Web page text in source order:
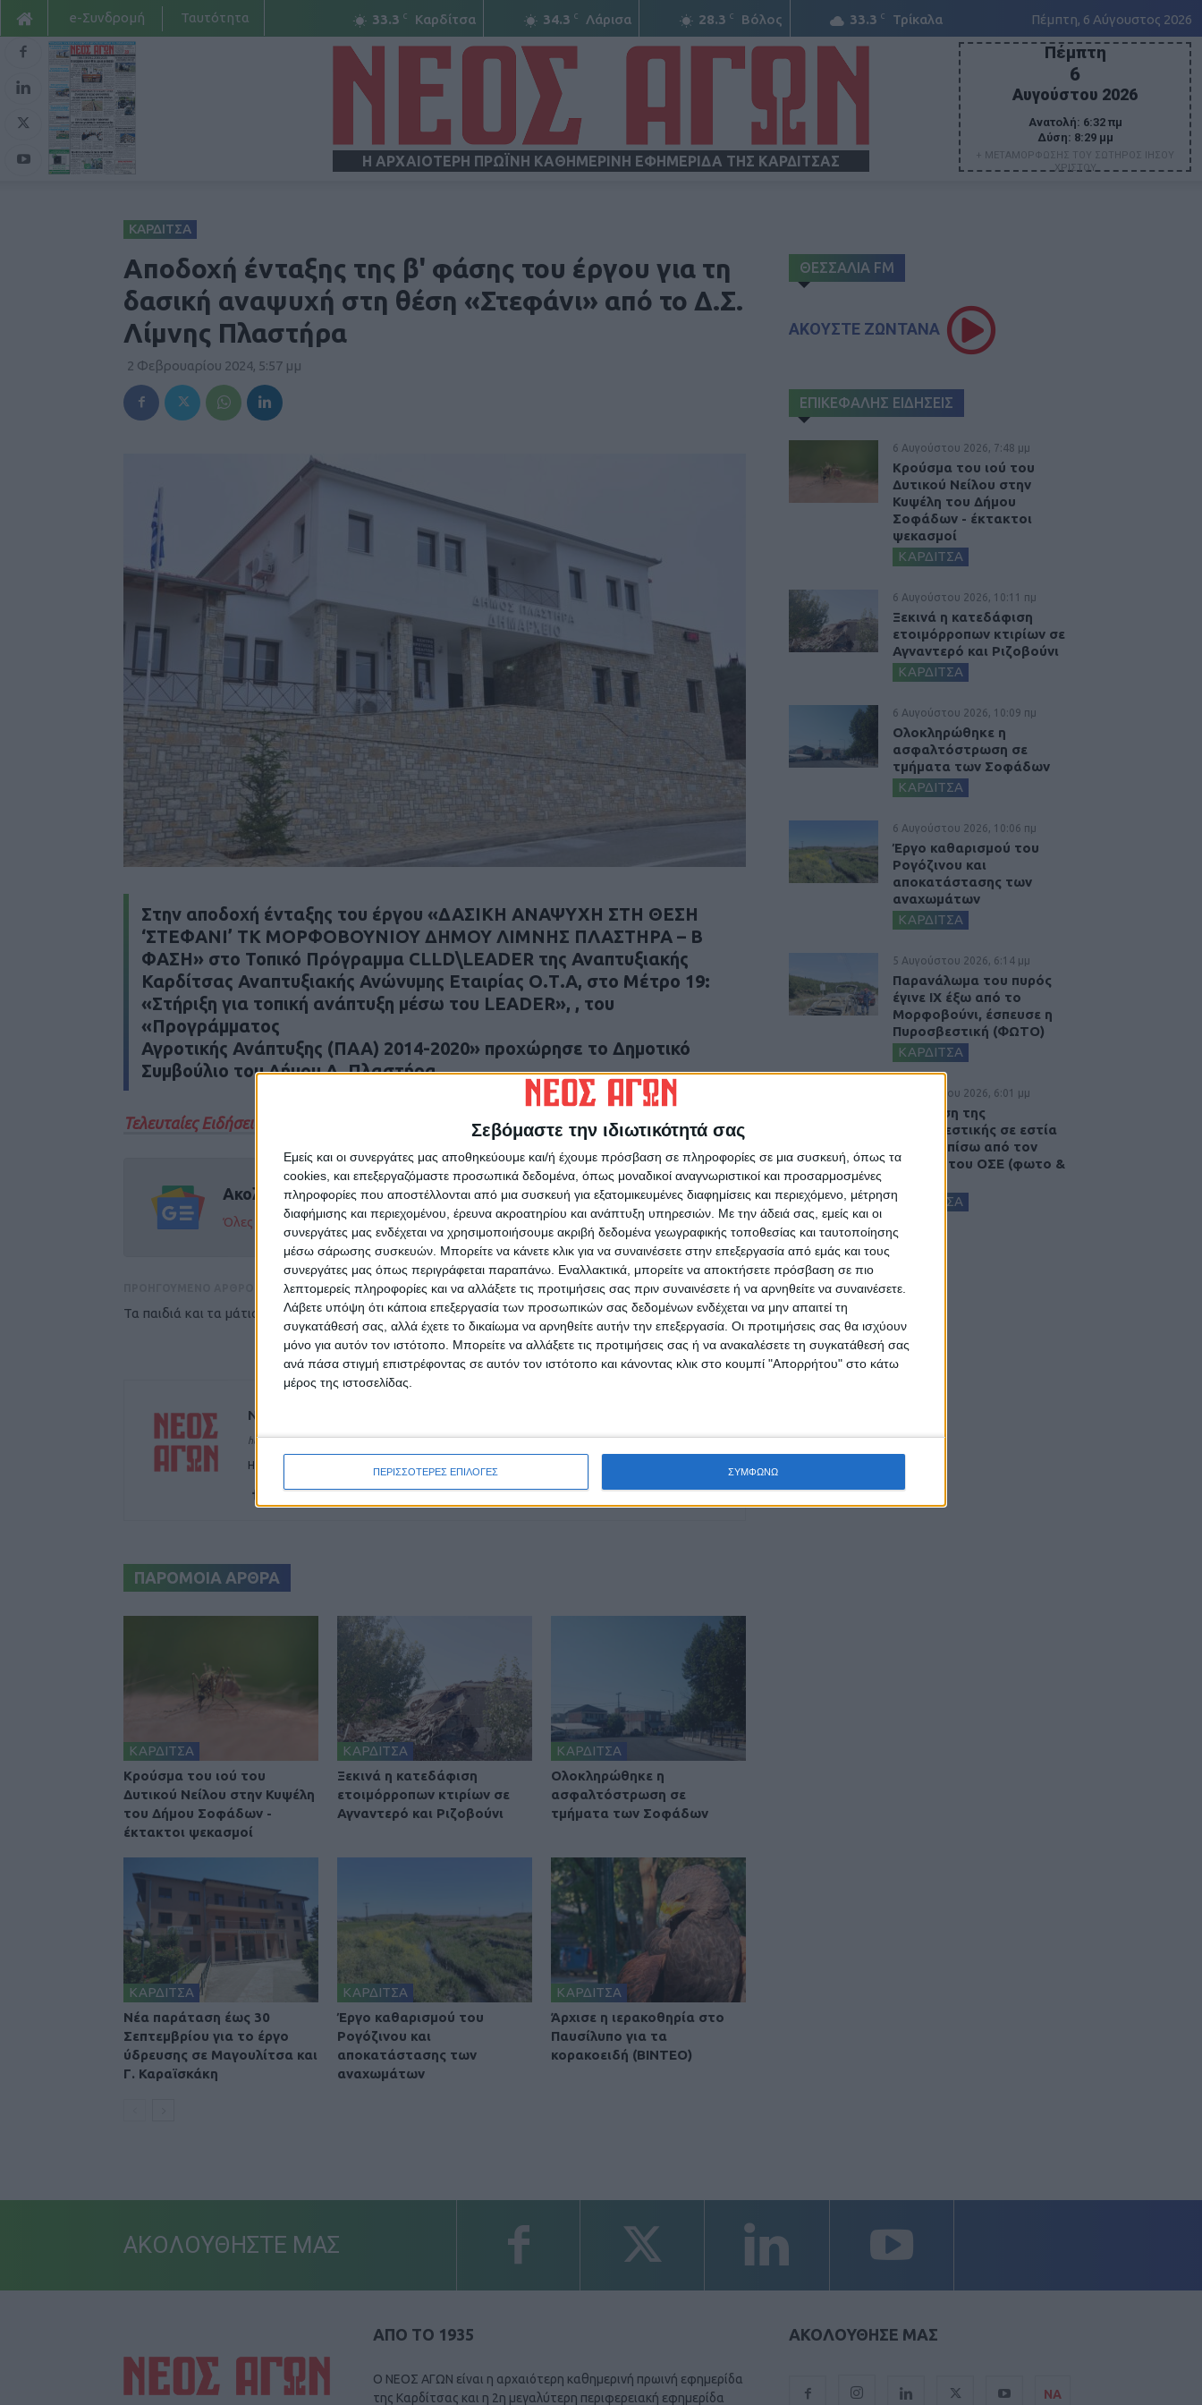
Σεβόμαστε την ιδιωτικότητά σας
Εμείς και οι συνεργάτες μας αποθηκεύουμε και/ή έχουμε πρόσβαση σε πληροφορίες σε μια συσκευή, όπως τα
cookies, και επεξεργαζόμαστε προσωπικά δεδομένα, όπως μοναδικοί αναγνωριστικοί και προσαρμοσμένες
πληροφορίες που αποστέλλονται από μια συσκευή για εξατομικευμένες διαφημίσεις και περιεχόμενο, μέτρηση
διαφήμισης και περιεχομένου, έρευνα ακροατηρίου και ανάπτυξη υπηρεσιών. Με την άδειά σας, εμείς και οι
συνεργάτες μας ενδέχεται να χρησιμοποιήσουμε ακριβή δεδομένα γεωγραφικής τοποθεσίας και ταυτοποίησης
μέσω σάρωσης συσκευών. Μπορείτε να κάνετε κλικ για να συναινέσετε στην επεξεργασία από εμάς και τους
συνεργάτες μας όπως περιγράφεται παραπάνω. Εναλλακτικά, μπορείτε να αποκτήσετε πρόσβαση σε πιο
λεπτομερείς πληροφορίες και να αλλάξετε τις προτιμήσεις σας πριν συναινέσετε ή να αρνηθείτε να συναινέσετε.
Λάβετε υπόψη ότι κάποια επεξεργασία των προσωπικών σας δεδομένων ενδέχεται να μην απαιτεί τη
συγκατάθεσή σας, αλλά έχετε το δικαίωμα να αρνηθείτε αυτήν την επεξεργασία. Οι προτιμήσεις σας θα ισχύουν
μόνο για αυτόν τον ιστότοπο. Μπορείτε να αλλάξετε τις προτιμήσεις σας ή να ανακαλέσετε τη συγκατάθεσή σας
ανά πάσα στιγμή επιστρέφοντας σε αυτόν τον ιστότοπο και κάνοντας κλικ στο κουμπί "Απορρήτου" στο κάτω
μέρος της ιστοσελίδας.
ΠΕΡΙΣΣΟΤΕΡΕΣ ΕΠΙΛΟΓΕΣ ΣΥΜΦΩΝΩ
33.3 C Καρδίτσα 34.3 C Λάρισα 28.3 C Βόλος 33.3 C Τρίκαλα Πέμπτη, 6 Αύγουστος 2026
e-Συνδρομή Ταυτότητα
Η ΑΡΧΑΙΟΤΕΡΗ ΠΡΩΪΝΗ ΚΑΘΗΜΕΡΙΝΗ ΕΦΗΜΕΡΙΔΑ ΤΗΣ ΚΑΡΔΙΤΣΑΣ
Πέμπτη
6
Αυγούστου 2026
Ανατολή: 6:32 πμ
Δύση: 8:29 μμ
+ ΜΕΤΑΜΟΡΦΩΣΗΣ ΤΟΥ ΣΩΤΗΡΟΣ ΙΗΣΟΥ
ΧΡΙΣΤΟΥ
ΚΑΡΔΙΤΣΑ
Αποδοχή ένταξης της β' φάσης του έργου για τη
δασική αναψυχή στη θέση «Στεφάνι» από το Δ.Σ.
Λίμνης Πλαστήρα
2 Φεβρουαρίου 2024, 5:57 μμ
Στην αποδοχή ένταξης του έργου «ΔΑΣΙΚΗ ΑΝΑΨΥΧΗ ΣΤΗ ΘΕΣΗ
‘ΣΤΕΦΑΝΙ’ ΤΚ ΜΟΡΦΟΒΟΥΝΙΟΥ ΔΗΜΟΥ ΛΙΜΝΗΣ ΠΛΑΣΤΗΡΑ – Β
ΦΑΣΗ» στο Τοπικό Πρόγραμμα CLLD\LEADER της Αναπτυξιακής
Καρδίτσας Αναπτυξιακής Ανώνυμης Εταιρίας Ο.Τ.Α, στο Μέτρο 19:
«Στήριξη για τοπική ανάπτυξη μέσω του LEADER», , του
«Προγράμματος
Αγροτικής Ανάπτυξης (ΠΑΑ) 2014-2020» προχώρησε το Δημοτικό
Συμβούλιο του Δήμου Λ. Πλαστήρα.
Τελευταίες Ειδήσεις Σήμερα
Ακολούθησε την εφημερίδα ΝΕΟΣ ΑΓΩΝ στο Google News!
Όλες οι εξελίξεις στην περιοχή της Καρδίτσας και ευρύτερα της Θεσσαλίας
Τα παιδιά και τα μάτια σας...
ΕΠΟΜΕΝΟ ΑΡΘΡΟ
Νέες προκαταβολές κρατικής αρωγής προς
πληγείσες επιχειρήσεις της Θεσσαλίας
ΝΕΟΣ ΑΓΩΝ
https://neosagon.gr
Η Αρχαιότερη Καθημερινή Πρωινή Εφημερίδα της Καρδίτσας
ΠΑΡΟΜΟΙΑ ΑΡΘΡΑ
ΚΑΡΔΙΤΣΑ
Κρούσμα του ιού του
Δυτικού Νείλου στην Κυψέλη
του Δήμου Σοφάδων -
έκτακτοι ψεκασμοί
ΚΑΡΔΙΤΣΑ
Ξεκινά η κατεδάφιση
ετοιμόρροπων κτιρίων σε
Αγναντερό και Ριζοβούνι
ΚΑΡΔΙΤΣΑ
Ολοκληρώθηκε η
ασφαλτόστρωση σε
τμήματα των Σοφάδων
ΚΑΡΔΙΤΣΑ
Νέα παράταση έως 30
Σεπτεμβρίου για το έργο
ύδρευσης σε Μαγουλίτσα και
Γ. Καραϊσκάκη
ΚΑΡΔΙΤΣΑ
Έργο καθαρισμού του
Ρογόζινου και
αποκατάστασης των
αναχωμάτων
ΚΑΡΔΙΤΣΑ
Άρχισε η ιερακοθηρία στο
Παυσίλυπο για τα
κορακοειδή (ΒΙΝΤΕΟ)
ΘΕΣΣΑΛΙΑ FM
ΑΚΟΥΣΤΕ ΖΩΝΤΑΝΑ
ΕΠΙΚΕΦΑΛΗΣ ΕΙΔΗΣΕΙΣ
6 Αυγούστου 2026, 7:48 μμ
Κρούσμα του ιού του
Δυτικού Νείλου στην
Κυψέλη του Δήμου
Σοφάδων - έκτακτοι
ψεκασμοί
ΚΑΡΔΙΤΣΑ
6 Αυγούστου 2026, 10:11 πμ
Ξεκινά η κατεδάφιση
ετοιμόρροπων κτιρίων σε
Αγναντερό και Ριζοβούνι
ΚΑΡΔΙΤΣΑ
6 Αυγούστου 2026, 10:09 πμ
Ολοκληρώθηκε η
ασφαλτόστρωση σε
τμήματα των Σοφάδων
ΚΑΡΔΙΤΣΑ
6 Αυγούστου 2026, 10:06 πμ
Έργο καθαρισμού του
Ρογόζινου και
αποκατάστασης των
αναχωμάτων
ΚΑΡΔΙΤΣΑ
5 Αυγούστου 2026, 6:14 μμ
Παρανάλωμα του πυρός
έγινε ΙΧ έξω από το
Μορφοβούνι, έσπευσε η
Πυροσβεστική (ΦΩΤΟ)
ΚΑΡΔΙΤΣΑ
5 Αυγούστου 2026, 6:01 μμ
Επέμβαση της
Πυροσβεστικής σε εστία
φωτιάς πίσω από τον
σταθμό του ΟΣΕ (φωτο &
ΚΑΡΔΙΤΣΑ
ΑΚΟΛΟΥΘΗΣΤΕ ΜΑΣ
ΑΠΟ ΤΟ 1935
Ο ΝΕΟΣ ΑΓΩΝ είναι η αρχαιότερη καθημερινή πρωινή εφημερίδα
της Καρδίτσας και η 2η μεγαλύτερη περιφερειακή εφημερίδα
ΑΚΟΛΟΥΘΗΣΕ ΜΑΣ
ΝΑ